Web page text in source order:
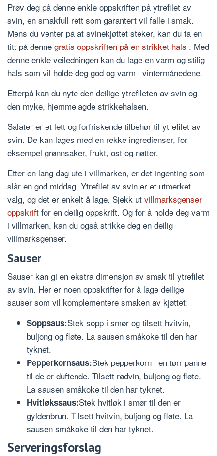
Prøv deg på denne enkle oppskriften på ytrefilet av
svin, en smakfull rett som garantert vil falle i smak.
Mens du venter på at svinekjøttet steker, kan du ta en
titt på denne gratis oppskriften på en strikket hals . Med
denne enkle veiledningen kan du lage en varm og stilig
hals som vil holde deg god og varm i vintermånedene.
Etterpå kan du nyte den deilige ytrefileten av svin og
den myke, hjemmelagde strikkehalsen.
Salater er et lett og forfriskende tilbehør til ytrefilet av
svin. De kan lages med en rekke ingredienser, for
eksempel grønnsaker, frukt, ost og nøtter.
Etter en lang dag ute i villmarken, er det ingenting som
slår en god middag. Ytrefilet av svin er et utmerket
valg, og det er enkelt å lage. Sjekk ut villmarksgenser
oppskrift for en deilig oppskrift. Og for å holde deg varm
i villmarken, kan du også strikke deg en deilig
villmarksgenser.
Sauser
Sauser kan gi en ekstra dimensjon av smak til ytrefilet
av svin. Her er noen oppskrifter for å lage deilige
sauser som vil komplementere smaken av kjøttet:
Soppsaus:Stek sopp i smør og tilsett hvitvin,
buljong og fløte. La sausen småkoke til den har
tyknet.
Pepperkornsaus:Stek pepperkorn i en tørr panne
til de er duftende. Tilsett rødvin, buljong og fløte.
La sausen småkoke til den har tyknet.
Hvitløkssaus:Stek hvitløk i smør til den er
gyldenbrun. Tilsett hvitvin, buljong og fløte. La
sausen småkoke til den har tyknet.
Serveringsforslag